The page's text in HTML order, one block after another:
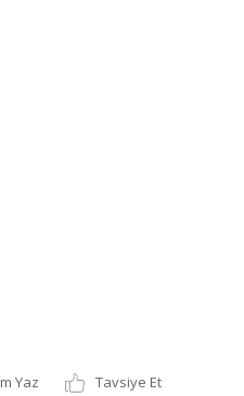
Yaz
Tavsiye Et